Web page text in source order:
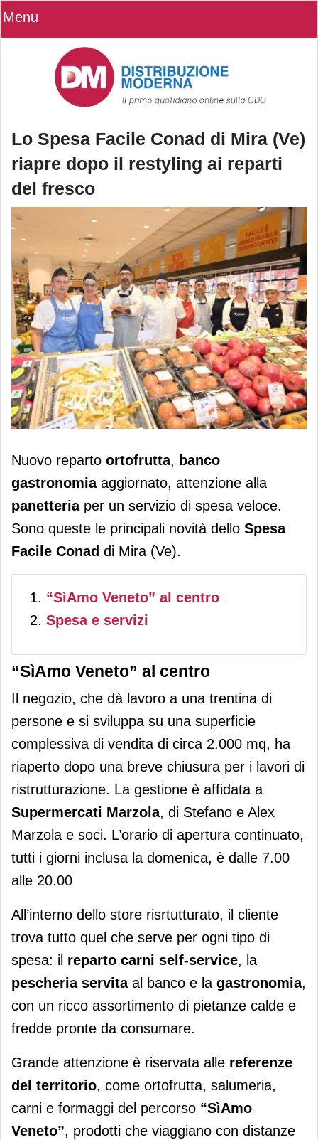
Menu
Lo Spesa Facile Conad di Mira (Ve)
riapre dopo il restyling ai reparti
del fresco
Lo Spesa Facile Conad di Mira (Ve)
riapre dopo il restyling ai reparti del
fresco
Nuovo reparto ortofrutta, banco
gastronomiaaggiornato, attenzione alla
panetteriaper un servizio di spesa veloce.
Sono queste le principali novità dello Spesa
Facile Conad di Mira (Ve).
“SìAmo Veneto” al centro
Spesa e servizi
“SìAmo Veneto” al centro
Il negozio, che dà lavoro a una trentina di
persone e si sviluppa su una superficie
complessiva di vendita di circa 2.000 mq, ha
riaperto dopo una breve chiusura per i lavori di
ristrutturazione. La gestione è affidata a
Supermercati Marzola, di Stefano e Alex
Marzola e soci. L’orario di apertura continuato,
tutti i giorni inclusa la domenica, è dalle 7.00
alle 20.00
All’interno dello store risrtutturato, il cliente
trova tutto quel che serve per ogni tipo di
spesa: il reparto carni self-service, la
pescheria servitaal banco e la gastronomia,
con un ricco assortimento di pietanze calde e
fredde pronte da consumare.
Grande attenzione è riservata alle referenze
del territorio, come ortofrutta, salumeria,
carni e formaggi del percorso “SìAmo
Veneto”, prodotti che viaggiano con distanze